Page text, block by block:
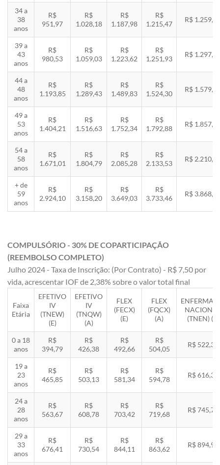
34 a
38
anos
R$
951,97
R$
1.028,18
R$
1.187,98
R$
1.215,47
R$
39 a
43
anos
R$
980,53
R$
1.059,03
R$
1.223,62
R$
1.251,93
R$
44 a
48
anos
R$
1.193,85
R$
1.289,43
R$
1.489,83
R$
1.524,30
R$
49 a
53
anos
R$
1.404,21
R$
1.516,63
R$
1.752,34
R$
1.792,88
R$
54 a
58
anos
R$
1.671,01
R$
1.804,79
R$
2.085,28
R$
2.133,53
R$
+ de
59
anos
R$
2.924,10
R$
3.158,20
R$
3.649,03
R$
3.733,46
R$
COMPULSÓRIO - 30% DE COPARTICIPAÇÃO
(REEMBOLSO COMPLETO)
Julho 2024 - Taxa de Inscrição: (Por Contrato) - R$ 7,50 por
vida, acrescentar IOF de 2,38% sobre o valor total final
Faixa
Etária
EFETIVO
IV
(TNEW)
(E)
EFETIVO
IV
(TNQW)
(A)
FLEX
(FECX)
(E)
FLEX
(FQCX)
(A)
(TNEN) (E)
0 a 18
anos
R$
394,79
R$
426,38
R$
492,66
R$
504,05
R$ 522,33
19 a
23
anos
R$
465,85
R$
503,13
R$
581,34
R$
594,78
R$ 616,35
24 a
28
anos
R$
563,67
R$
608,78
R$
703,42
R$
719,68
R$ 745,78
29 a
33
anos
R$
676,41
R$
730,54
R$
844,11
R$
863,62
R$ 894,94